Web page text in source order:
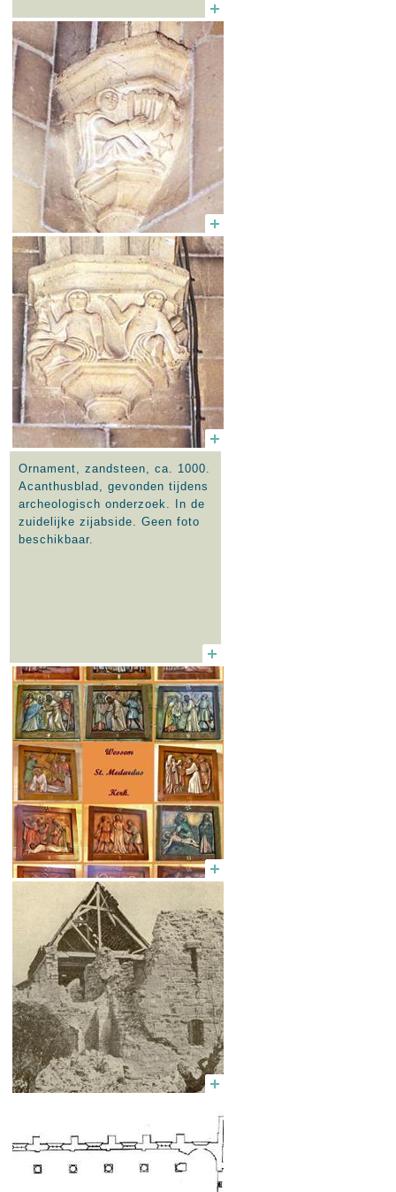
Ornament, zandsteen, ca. 1000.
Acanthusblad, gevonden tijdens
archeologisch onderzoek. In de
zuidelijke zijabside. Geen foto
beschikbaar.